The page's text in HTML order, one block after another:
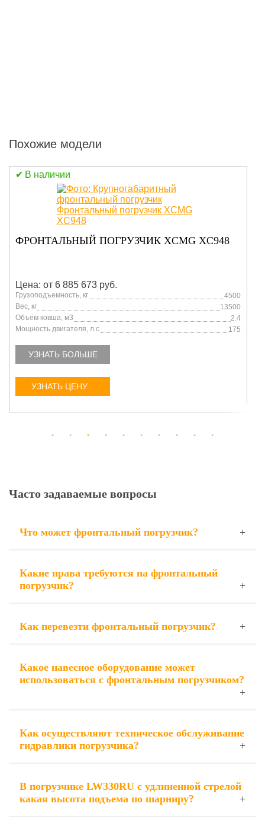
Похожие модели
В наличии
ФРОНТАЛЬНЫЙ ПОГРУЗЧИК XCMG
Цена: По запросу
Грузоподъемность, кг
5000
Вес, кг
16900
Объём ковша, м3
4
Мощность двигателя, л.с
220
УЗНАТЬ БОЛЬШЕ
УЗНАТЬ ЦЕНУ
Часто задаваемые вопросы
Что может фронтальный погрузчик?
Какие права требуются на фронтальный
погрузчик?
Как перевезти фронтальный погрузчик?
Какое навесное оборудование может
использоваться с фронтальным погрузчиком?
Как осуществляют техническое обслуживание
гидравлики погрузчика?
В погрузчике LW330RU с удлиненной стрелой
какая высота подъема по шарниру?